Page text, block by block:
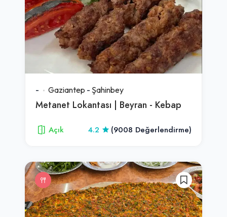
- Gaziantep - Şahinbey
Metanet Lokantası | Beyran - Kebap
Açık 4.2 (9008 Değerlendirme)